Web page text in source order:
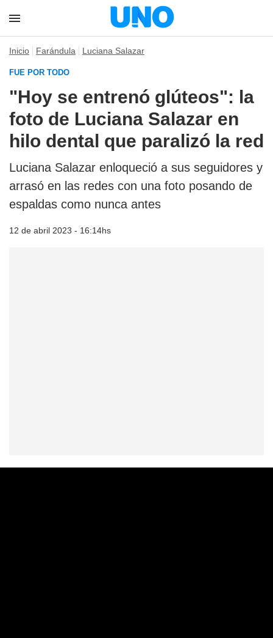
Inicio Farándula Luciana Salazar
FUE POR TODO
"Hoy se entrenó glúteos": la
foto de Luciana Salazar en
hilo dental que paralizó la red
Luciana Salazar enloqueció a sus seguidores y
arrasó en las redes con una foto posando de
espaldas como nunca antes
12 de abril 2023 - 16:14hs